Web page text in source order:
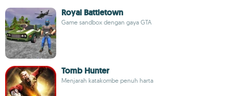
Royal Battletown
Game sandbox dengan gaya GTA
Tomb Hunter
Menjarah katakombe penuh harta